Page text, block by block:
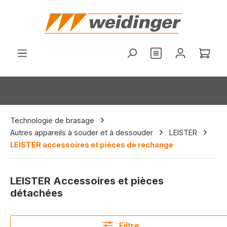
principal
Vous avez 0Le
Technologie de brasage
Autres appareils à souder et à dessouder
LEISTER
LEISTER accessoires et pièces de rechange
LEISTER Accessoires et pièces
détachées